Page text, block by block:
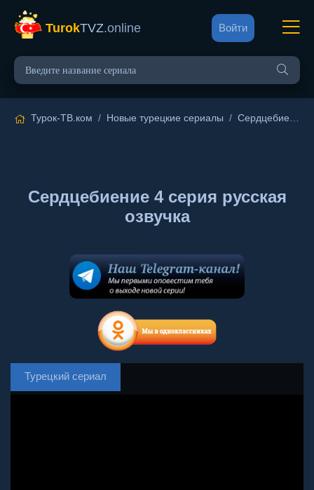
TurokTVZ.online Войти
Турок-ТВ.ком / Новые турецкие сериалы / Сердцебиение
Сердцебиение 4 серия русская
озвучка
Турецкий сериал